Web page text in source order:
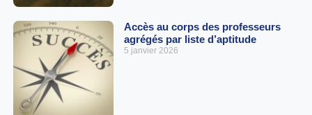
Accès au corps des professeurs
agrégés par liste d’aptitude
5 janvier 2026